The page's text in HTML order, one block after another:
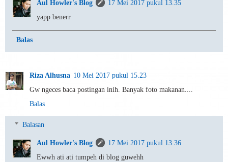
Aul Howler's Blog
17 Mei 2017 pukul 13.35
yapp benerr
Balas
Riza Alhusna 10 Mei 2017 pukul 15.23
Gw ngeces baca postingan inih. Banyak foto makanan....
Balas
Balasan
Aul Howler's Blog
17 Mei 2017 pukul 13.36
Ewwh ati ati tumpeh di blog guwehh